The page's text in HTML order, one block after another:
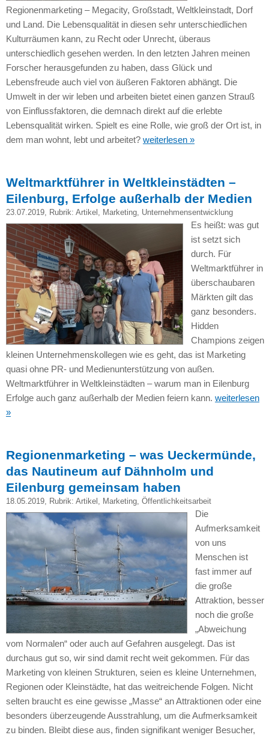
Regionenmarketing – Megacity, Großstadt, Weltkleinstadt, Dorf
und Land. Die Lebensqualität in diesen sehr unterschiedlichen
Kulturräumen kann, zu Recht oder Unrecht, überaus
unterschiedlich gesehen werden. In den letzten Jahren meinen
Forscher herausgefunden zu haben, dass Glück und
Lebensfreude auch viel von äußeren Faktoren abhängt. Die
Umwelt in der wir leben und arbeiten bietet einen ganzen Strauß
von Einflussfaktoren, die demnach direkt auf die erlebte
Lebensqualität wirken. Spielt es eine Rolle, wie groß der Ort ist, in
dem man wohnt, lebt und arbeitet? weiterlesen »
Weltmarktführer in Weltkleinstädten –
Eilenburg, Erfolge außerhalb der Medien
23.07.2019, Rubrik: Artikel Marketing, Unternehmensentwicklung
Es heißt: was gut
ist setzt sich
durch. Für
Weltmarktführer in
überschaubaren
Märkten gilt das
ganz besonders.
Hidden
Champions zeigen
kleinen Unternehmenskollegen wie es geht, das ist Marketing
quasi ohne PR- und Medienunterstützung von außen.
Weltmarktführer in Weltkleinstädten – warum man in Eilenburg
Erfolge auch ganz außerhalb der Medien feiern kann. weiterlesen
»
Regionenmarketing – was Ueckermünde,
das Nautineum auf Dähnholm und
Eilenburg gemeinsam haben
18.05.2019, Rubrik: Artikel Marketing, Öffentlichkeitsarbeit
Die
Aufmerksamkeit
von uns
Menschen ist
fast immer auf
die große
Attraktion, besser
noch die große
„Abweichung
vom Normalen“ oder auch auf Gefahren ausgelegt. Das ist
durchaus gut so, wir sind damit recht weit gekommen. Für das
Marketing von kleinen Strukturen, seien es kleine Unternehmen,
Regionen oder Kleinstädte, hat das weitreichende Folgen. Nicht
selten braucht es eine gewisse „Masse“ an Attraktionen oder eine
besonders überzeugende Ausstrahlung, um die Aufmerksamkeit
zu binden. Bleibt diese aus, finden signifikant weniger Besucher,